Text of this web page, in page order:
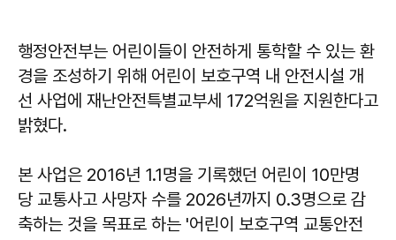
행정안전부는 어린이들이 안전하게 통학할 수 있는 환
경을 조성하기 위해 어린이 보호구역 내 안전시설 개
선 사업에 재난안전특별교부세 172억원을 지원한다고
밝혔다.
본 사업은 2016년 1.1명을 기록했던 어린이 10만명
당 교통사고 사망자 수를 2026년까지 0.3명으로 감
축하는 것을 목표로 하는 '어린이 보호구역 교통안전